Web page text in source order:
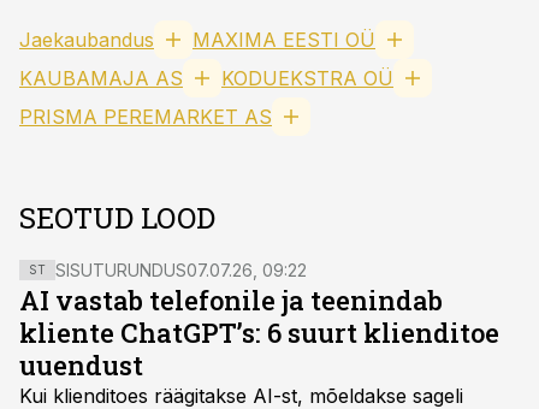
Jaekaubandus
MAXIMA EESTI OÜ
KAUBAMAJA AS
KODUEKSTRA OÜ
PRISMA PEREMARKET AS
SEOTUD LOOD
ST SISUTURUNDUS07.07.26, 09:22
AI vastab telefonile ja teenindab
kliente ChatGPT’s: 6 suurt klienditoe
uuendust
Kui klienditoes räägitakse AI-st, mõeldakse sageli